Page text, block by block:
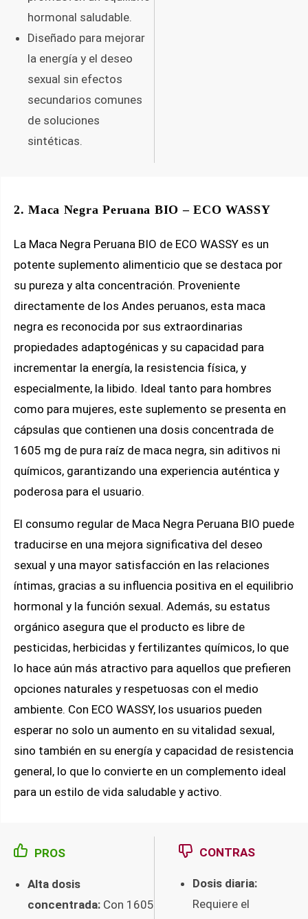
hormonal saludable.
Diseñado para mejorar
la energía y el deseo
sexual sin efectos
secundarios comunes
de soluciones
sintéticas.
2. Maca Negra Peruana BIO – ECO WASSY
La Maca Negra Peruana BIO de ECO WASSY es un
potente suplemento alimenticio que se destaca por
su pureza y alta concentración. Proveniente
directamente de los Andes peruanos, esta maca
negra es reconocida por sus extraordinarias
propiedades adaptogénicas y su capacidad para
incrementar la energía, la resistencia física, y
especialmente, la libido. Ideal tanto para hombres
como para mujeres, este suplemento se presenta en
cápsulas que contienen una dosis concentrada de
1605 mg de pura raíz de maca negra, sin aditivos ni
químicos, garantizando una experiencia auténtica y
poderosa para el usuario.
El consumo regular de Maca Negra Peruana BIO puede
traducirse en una mejora significativa del deseo
sexual y una mayor satisfacción en las relaciones
íntimas, gracias a su influencia positiva en el equilibrio
hormonal y la función sexual. Además, su estatus
orgánico asegura que el producto es libre de
pesticidas, herbicidas y fertilizantes químicos, lo que
lo hace aún más atractivo para aquellos que prefieren
opciones naturales y respetuosas con el medio
ambiente. Con ECO WASSY, los usuarios pueden
esperar no solo un aumento en su vitalidad sexual,
sino también en su energía y capacidad de resistencia
general, lo que lo convierte en un complemento ideal
para un estilo de vida saludable y activo.
PROS
Alta dosis
concentrada: Con 1605
CONTRAS
Dosis diaria:
Requiere el